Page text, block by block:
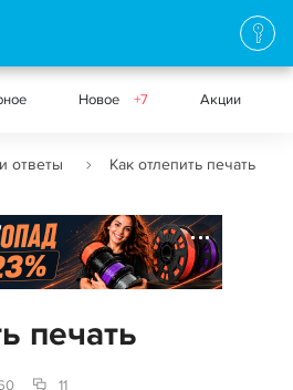
Новое +7 Акции
ответы Как отлепить печать
печать
11